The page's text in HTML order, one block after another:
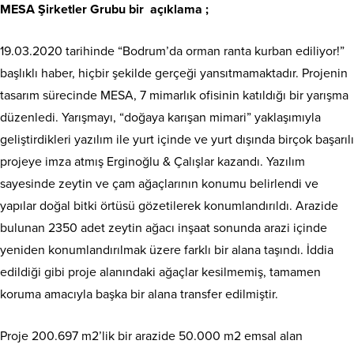
MESA Şirketler Grubu bir açıklama ;
19.03.2020 tarihinde “Bodrum’da orman ranta kurban ediliyor!”
başlıklı haber, hiçbir şekilde gerçeği yansıtmamaktadır. Projenin
tasarım sürecinde MESA, 7 mimarlık ofisinin katıldığı bir yarışma
düzenledi. Yarışmayı, “doğaya karışan mimari” yaklaşımıyla
geliştirdikleri yazılım ile yurt içinde ve yurt dışında birçok başarılı
projeye imza atmış Erginoğlu & Çalışlar kazandı. Yazılım
sayesinde zeytin ve çam ağaçlarının konumu belirlendi ve
yapılar doğal bitki örtüsü gözetilerek konumlandırıldı. Arazide
bulunan 2350 adet zeytin ağacı inşaat sonunda arazi içinde
yeniden konumlandırılmak üzere farklı bir alana taşındı. İddia
edildiği gibi proje alanındaki ağaçlar kesilmemiş, tamamen
koruma amacıyla başka bir alana transfer edilmiştir.
Proje 200.697 m2’lik bir arazide 50.000 m2 emsal alan